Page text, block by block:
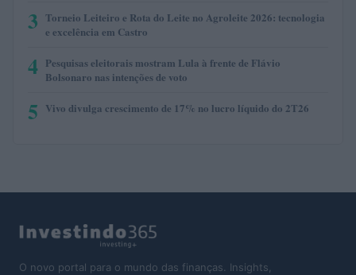
3 Torneio Leiteiro e Rota do Leite no Agroleite 2026: tecnologia
e excelência em Castro
4 Pesquisas eleitorais mostram Lula à frente de Flávio
Bolsonaro nas intenções de voto
5 Vivo divulga crescimento de 17% no lucro líquido do 2T26
O novo portal para o mundo das finanças. Insights,